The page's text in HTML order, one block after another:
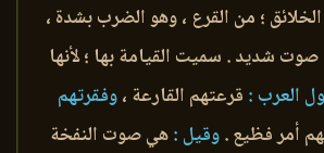
؛ من القرع ، وهو الضرب بشدة ،
شديد . سميت القيامة بها ؛ لأنها
العرب : قرعتهم القارعة ،وفقرتهم
أمر فظيع .وقيل :هي صوت النفخة